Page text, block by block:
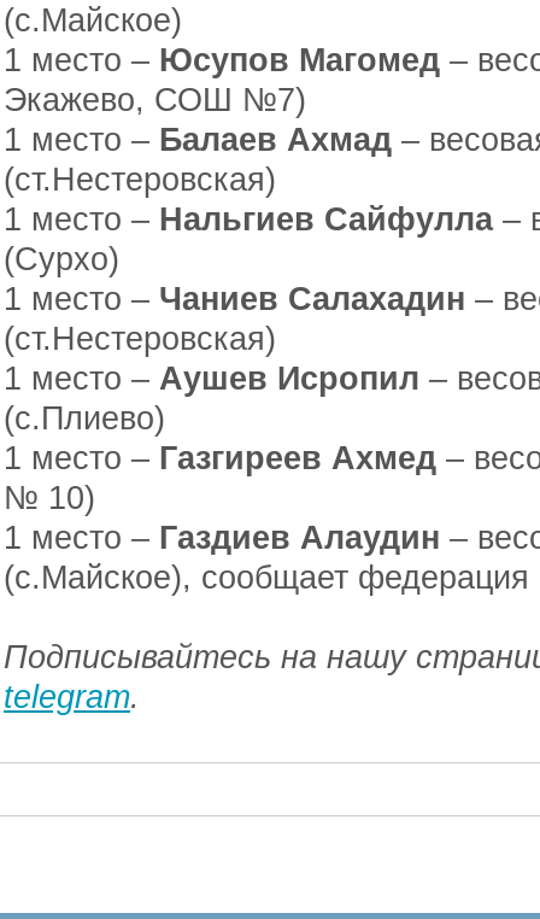
(с.Майское)
1 место – Юсупов Магомед –
Экажево, СОШ №7)
1 место – Балаев Ахмад –
(ст.Нестеровская)
1 место – Нальгиев Сайфулла–
(Сурхо)
1 место – Чаниев Салахадин –
(ст.Нестеровская)
1 место – Аушев Исропил –
(с.Плиево)
1 место – Газгиреев Ахмед –
№ 10)
1 место – Газдиев Алаудин –
(с.Майское), сообщает федерация
Подписывайтесь на нашу
telegram.